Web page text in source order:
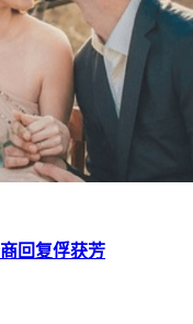
回复俘获芳